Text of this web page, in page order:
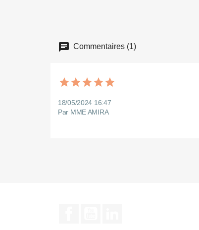
Commentaires (1)
18/05/2024 16:47
Par MME AMIRA